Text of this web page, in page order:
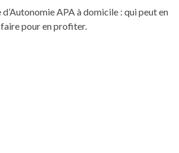
APA à domicile : qui peut en
pour en profiter.